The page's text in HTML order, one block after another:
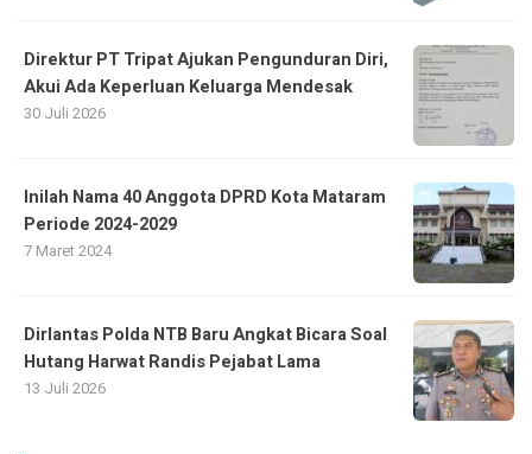
Direktur PT Tripat Ajukan Pengunduran Diri,
Akui Ada Keperluan Keluarga Mendesak
30 Juli 2026
Inilah Nama 40 Anggota DPRD Kota Mataram
Periode 2024-2029
7 Maret 2024
Dirlantas Polda NTB Baru Angkat Bicara Soal
Hutang Harwat Randis Pejabat Lama
13 Juli 2026